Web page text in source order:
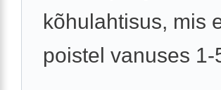
kõhulahtisus, mis
poistel vanuses